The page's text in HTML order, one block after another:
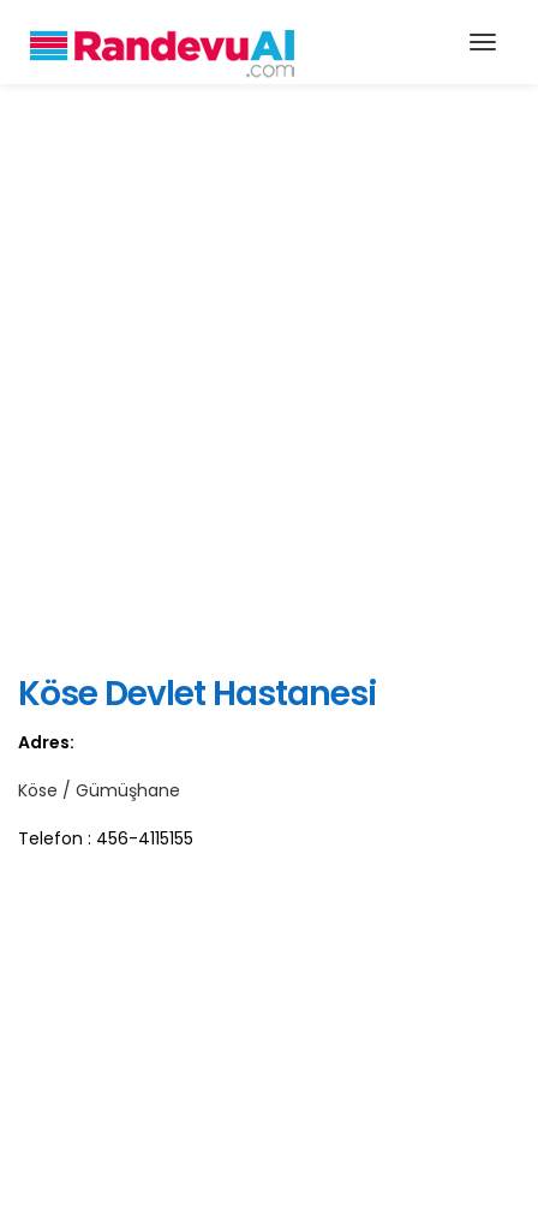
Köse Devlet Hastanesi
Adres:
Köse / Gümüşhane
Telefon : 456-4115155